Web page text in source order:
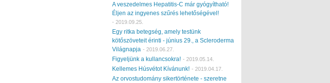
A veszedelmes Hepatitis-C már gyógyítható!
Éljen az ingyenes szűrés lehetőségével!
- 2019.09.25.
Egy ritka betegség, amely testünk
kötőszöveteit érinti - június 29., a Scleroderma
Világnapja - 2019.06.27.
Figyeljünk a kullancsokra! - 2019.05.14.
Kellemes Húsvétot Kívánunk! - 2019.04.17.
Az orvostudomány sikertörténete - szeretne